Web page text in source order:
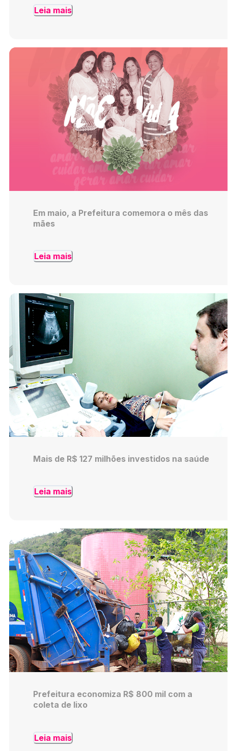
Leia mais
Em maio, a Prefeitura comemora o mês das
mães
Leia mais
Mais de R$ 127 milhões investidos na saúde
Leia mais
Prefeitura economiza R$ 800 mil com a
coleta de lixo
Leia mais